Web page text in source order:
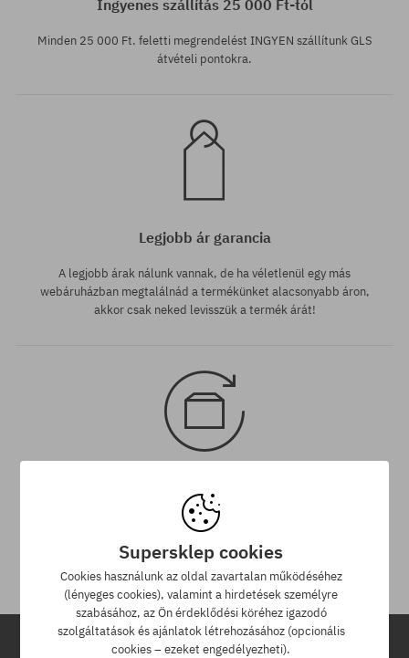
Ingyenes szállítás 25 000 Ft-tól
Minden 25 000 Ft. feletti megrendelést INGYEN szállítunk GLS
átvételi pontokra.
Legjobb ár garancia
A legjobb árak nálunk vannak, de ha véletlenül egy más
webáruházban megtalálnád a termékünket alacsonyabb áron,
akkor csak neked levisszük a termék árát!
A termék visszaküldésére a csomag kézhezvételétől számítva
30 napod van.
Supersklep cookies
Cookies használunk az oldal zavartalan működéséhez
(lényeges cookies), valamint a hirdetések személyre
szabásához, az Ön érdeklődési köréhez igazodó
szolgáltatások és ajánlatok létrehozásához (opcionális
cookies – ezeket engedélyezheti).